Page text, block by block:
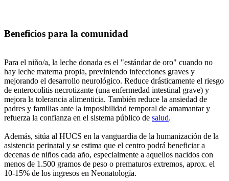
Beneficios para la comunidad
Para el niño/a, la leche donada es el "estándar de oro" cuando no
hay leche materna propia, previniendo infecciones graves y
mejorando el desarrollo neurológico. Reduce drásticamente el riesgo
de enterocolitis necrotizante (una enfermedad intestinal grave) y
mejora la tolerancia alimenticia. También reduce la ansiedad de
padres y familias ante la imposibilidad temporal de amamantar y
refuerza la confianza en el sistema público de salud.
Además, sitúa al HUCS en la vanguardia de la humanización de la
asistencia perinatal y se estima que el centro podrá beneficiar a
decenas de niños cada año, especialmente a aquellos nacidos con
menos de 1.500 gramos de peso o prematuros extremos, aprox. el
10-15% de los ingresos en Neonatología.